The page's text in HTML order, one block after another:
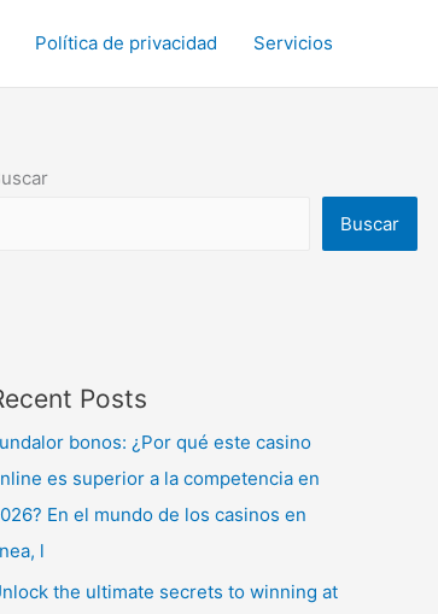
Política de privacidad Servicios
Buscar
Posts
bonos: ¿Por qué este casino
es superior a la competencia en
En el mundo de los casinos en
l
the ultimate secrets to winning at